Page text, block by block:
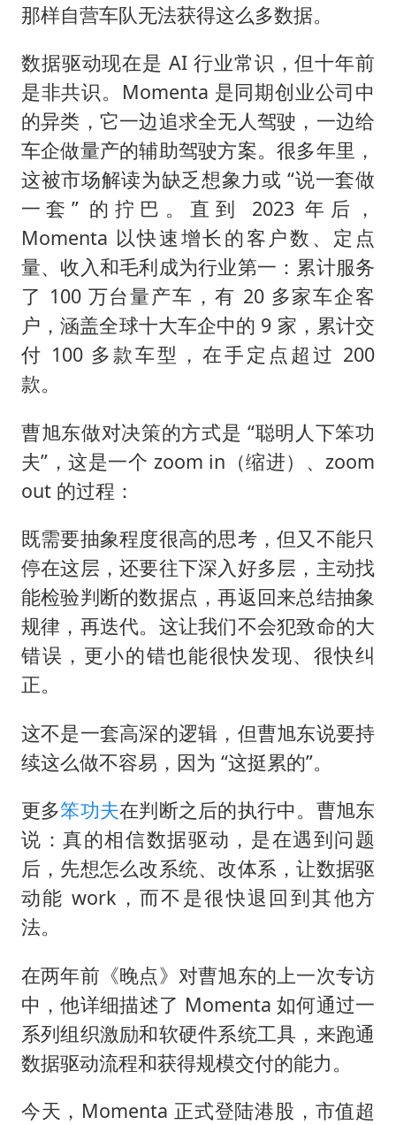
那样自营车队无法获得这么多数据。
数据驱动现在是 AI 行业常识，但十年前
是非共识。Momenta 是同期创业公司中
的异类，它一边追求全无人驾驶，一边给
车企做量产的辅助驾驶方案。很多年里，
这被市场解读为缺乏想象力或 “说一套做
一套” 的拧巴。直到 2023 年后，
Momenta 以快速增长的客户数、定点
量、收入和毛利成为行业第一：累计服务
了 100 万台量产车，有 20 多家车企客
户，涵盖全球十大车企中的 9 家，累计交
付 100 多款车型，在手定点超过 200
款。
曹旭东做对决策的方式是 “聪明人下笨功
夫”，这是一个 zoom in（缩进）、zoom
out 的过程：
既需要抽象程度很高的思考，但又不能只
停在这层，还要往下深入好多层，主动找
能检验判断的数据点，再返回来总结抽象
规律，再迭代。这让我们不会犯致命的大
错误，更小的错也能很快发现、很快纠
正。
这不是一套高深的逻辑，但曹旭东说要持
续这么做不容易，因为 “这挺累的”。
更多笨功夫在判断之后的执行中。曹旭东
说：真的相信数据驱动，是在遇到问题
后，先想怎么改系统、改体系，让数据驱
动能 work，而不是很快退回到其他方
法。
在两年前《晚点》对曹旭东的上一次专访
中，他详细描述了 Momenta 如何通过一
系列组织激励和软硬件系统工具，来跑通
数据驱动流程和获得规模交付的能力。
今天，Momenta 正式登陆港股，市值超